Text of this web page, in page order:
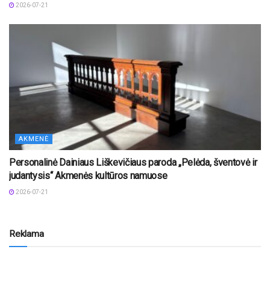
2026-07-21
AKMENĖ
Personalinė Dainiaus Liškevičiaus paroda „Pelėda, šventovė ir
judantysis“ Akmenės kultūros namuose
2026-07-21
Reklama